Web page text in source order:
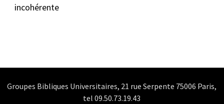
incohérente
Groupes Bibliques Universitaires, 21 rue Serpente 75006 Paris,
tel 09.50.73.19.43